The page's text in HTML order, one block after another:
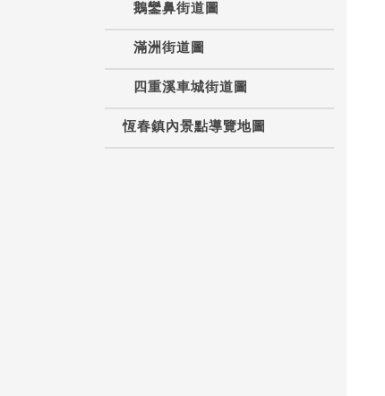
鵝鑾鼻街道圖
滿洲街道圖
四重溪車城街道圖
恆春鎮內景點導覽地圖